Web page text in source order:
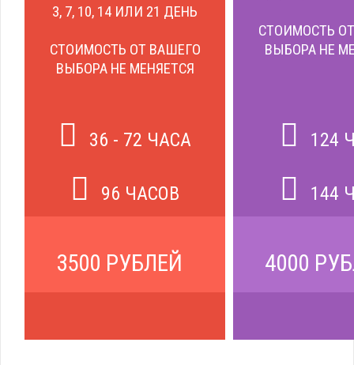
3, 7, 10, 14 ИЛИ 21 ДЕНЬ
СТОИМОСТЬ ОТ ВАШЕГО
ВЫБОРА НЕ МЕНЯЕТСЯ
36 - 72 ЧАСА
96 ЧАСОВ
3500 РУБЛЕЙ
СТОИМОСТЬ
ВЫБОРА НЕ
124
144
4000